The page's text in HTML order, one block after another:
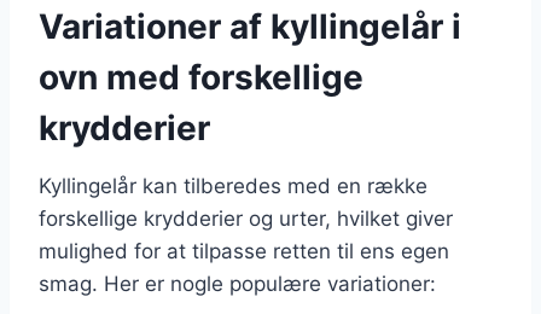
Variationer af kyllingelår i
ovn med forskellige
krydderier
Kyllingelår kan tilberedes med en række
forskellige krydderier og urter, hvilket giver
mulighed for at tilpasse retten til ens egen
smag. Her er nogle populære variationer: